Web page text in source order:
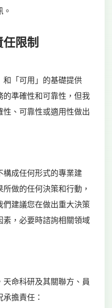
限制
和「可用」的基礎提供
的準確性和可靠性，但我
、可靠性或適用性做出
構成任何形式的專業建
做的任何決策和行動，
們建議您在做出重大決策
素，必要時諮詢相關領域
命科研及其關聯方、員
擔責任：